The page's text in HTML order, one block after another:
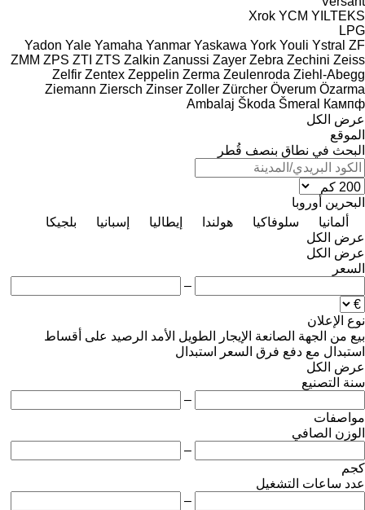
Xrok YCM YILTEKS
LPG
Yadon Yale Yamaha Yanmar Yaskawa York Youli Ystral ZF
ZMM ZPS ZTI ZTS Zalkin Zanussi Zayer Zebra Zechini Zeiss
Zelfir Zentex Zeppelin Zerma Zeulenroda Ziehl-Abegg
Ziemann Ziersch Zinser Zoller Zürcher Överum Özarma
Ambalaj Škoda Šmeral
Кампф
عرض الكل
الموقع
البحث في نطاق بنصف قُطر
البحرين أوروبا
ألمانيا
سلوفاكيا هولندا إيطاليا إسبانيا
بلجيكا
عرض الكل
عرض الكل
السعر
–
نوع الإعلان
بيع من الجهة الصانعة الإيجار الطويل الأمد الرصيد على أقساط
استبدال مع دفع فرق السعر
استبدال
عرض الكل
سنة التصنيع
–
مواصفات
الوزن الصافي
–
كجم
عدد ساعات التشغيل
–